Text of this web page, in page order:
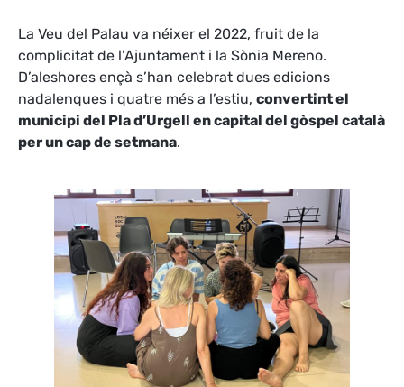
La Veu del Palau va néixer el 2022, fruit de la
complicitat de l’Ajuntament i la Sònia Mereno.
D’aleshores ençà s’han celebrat dues edicions
nadalenques i quatre més a l’estiu, convertint el
municipi del Pla d’Urgell en capital del gòspel català
per un cap de setmana.